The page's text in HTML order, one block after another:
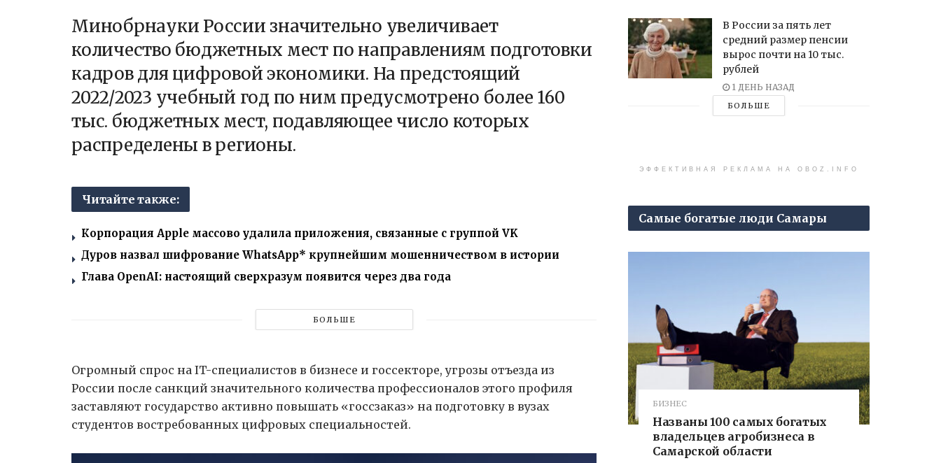
Минобрнауки России значительно увеличивает
количество бюджетных мест по направлениям подготовки
кадров для цифровой экономики. На предстоящий
2022/2023 учебный год по ним предусмотрено более 160
тыс. бюджетных мест, подавляющее число которых
распределены в регионы.
Читайте также:
Корпорация Apple массово удалила приложения, связанные с группой VK
Дуров назвал шифрование WhatsApp* крупнейшим мошенничеством в истории
Глава OpenAI: настоящий сверхразум появится через два года
БОЛЬШЕ
Огромный спрос на IT-специалистов в бизнесе и госсекторе, угрозы отъезда из
России после санкций значительного количества профессионалов этого профиля
заставляют государство активно повышать «госсзаказ» на подготовку в вузах
студентов востребованных цифровых специальностей.
В России за пять лет
средний размер пенсии
вырос почти на 10 тыс.
рублей
1 ДЕНЬ НАЗАД
БОЛЬШЕ
ЭФФЕКТИВНАЯ РЕКЛАМА НА OBOZ.INFO
Самые богатые люди Самары
БИЗНЕС
Названы 100 самых богатых
владельцев агробизнеса в
Самарской области